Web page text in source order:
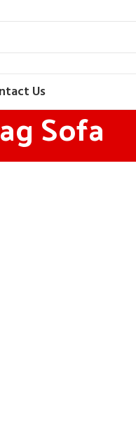
Us
Sofa